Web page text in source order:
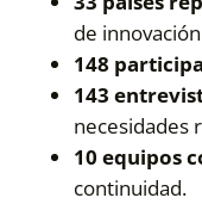
de
148
143
necesidades
10 equipos
continuidad.